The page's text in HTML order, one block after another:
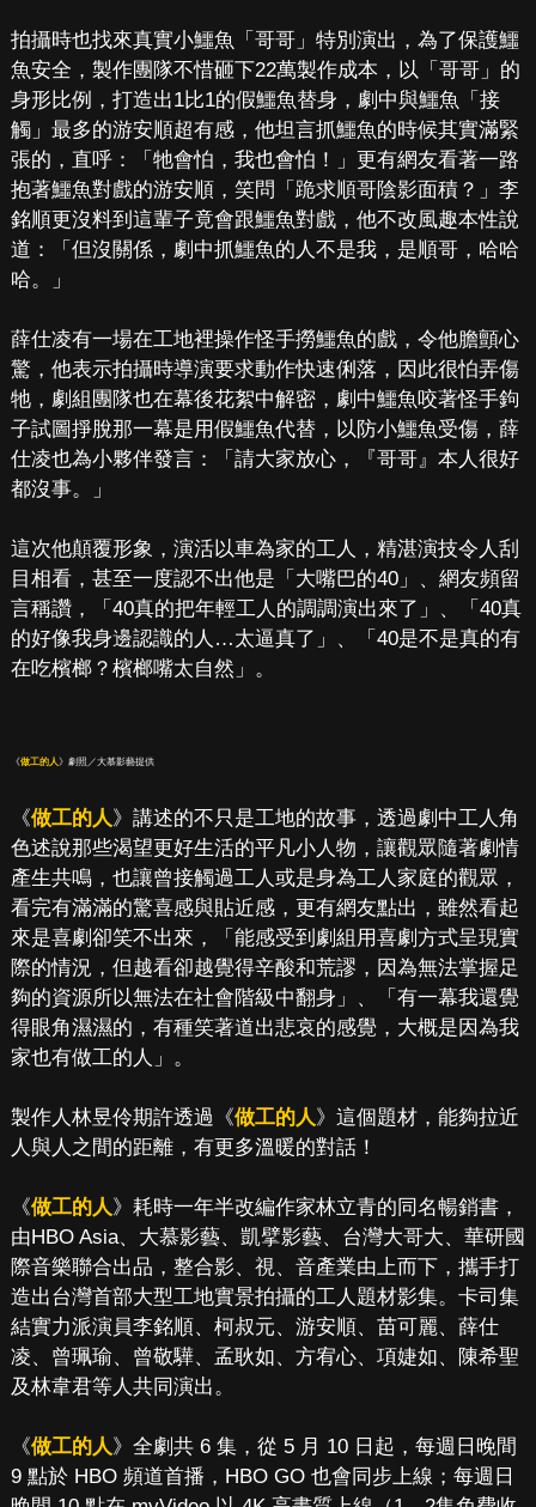
拍攝時也找來真實小鱷魚「哥哥」特別演出，為了保護鱷
魚安全，製作團隊不惜砸下22萬製作成本，以「哥哥」的
身形比例，打造出1比1的假鱷魚替身，劇中與鱷魚「接
觸」最多的游安順超有感，他坦言抓鱷魚的時候其實滿緊
張的，直呼：「牠會怕，我也會怕！」更有網友看著一路
抱著鱷魚對戲的游安順，笑問「跪求順哥陰影面積？」李
銘順更沒料到這輩子竟會跟鱷魚對戲，他不改風趣本性說
道：「但沒關係，劇中抓鱷魚的人不是我，是順哥，哈哈
哈。」
薛仕凌有一場在工地裡操作怪手撈鱷魚的戲，令他膽顫心
驚，他表示拍攝時導演要求動作快速俐落，因此很怕弄傷
牠，劇組團隊也在幕後花絮中解密，劇中鱷魚咬著怪手鉤
子試圖掙脫那一幕是用假鱷魚代替，以防小鱷魚受傷，薛
仕凌也為小夥伴發言：「請大家放心，『哥哥』本人很好
都沒事。」
這次他顛覆形象，演活以車為家的工人，精湛演技令人刮
目相看，甚至一度認不出他是「大嘴巴的40」、網友頻留
言稱讚，「40真的把年輕工人的調調演出來了」、「40真
的好像我身邊認識的人…太逼真了」、「40是不是真的有
在吃檳榔？檳榔嘴太自然」。
《做工的人》劇照／大慕影藝提供
《做工的人》講述的不只是工地的故事，透過劇中工人角
色述說那些渴望更好生活的平凡小人物，讓觀眾隨著劇情
產生共鳴，也讓曾接觸過工人或是身為工人家庭的觀眾，
看完有滿滿的驚喜感與貼近感，更有網友點出，雖然看起
來是喜劇卻笑不出來，「能感受到劇組用喜劇方式呈現實
際的情況，但越看卻越覺得辛酸和荒謬，因為無法掌握足
夠的資源所以無法在社會階級中翻身」、「有一幕我還覺
得眼角濕濕的，有種笑著道出悲哀的感覺，大概是因為我
家也有做工的人」。
製作人林昱伶期許透過《做工的人》這個題材，能夠拉近
人與人之間的距離，有更多溫暖的對話！
《做工的人》耗時一年半改編作家林立青的同名暢銷書，
由HBO Asia、大慕影藝、凱擘影藝、台灣大哥大、華研國
際音樂聯合出品，整合影、視、音產業由上而下，攜手打
造出台灣首部大型工地實景拍攝的工人題材影集。卡司集
結實力派演員李銘順、柯叔元、游安順、苗可麗、薛仕
凌、曾珮瑜、曾敬驊、孟耿如、方宥心、項婕如、陳希聖
及林韋君等人共同演出。
《做工的人》全劇共 6 集，從 5 月 10 日起，每週日晚間
9 點於 HBO 頻道首播，HBO GO 也會同步上線；每週日